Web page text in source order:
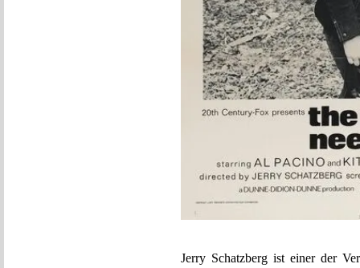
Jerry Schatzberg ist einer der